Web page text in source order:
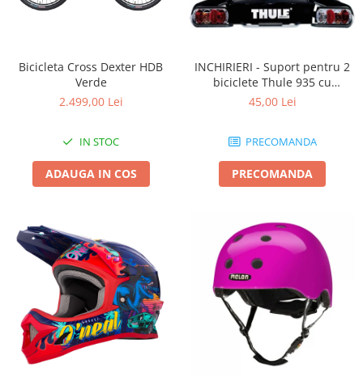
Bicicleta Cross Dexter HDB
Verde
2.499,00 Lei
IN STOC
ADAUGA IN COS
INCHIRIERI - Suport pentru 2
biciclete Thule 935 cu
prindere pe carligul de
45,00 Lei
PRECOMANDA
PRECOMANDA